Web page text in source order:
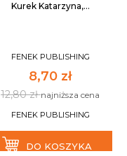
Kurek Katarzyna,...
FENEK PUBLISHING
8,70 zł
12,80 złnajniższa cena
FENEK PUBLISHING
DO KOSZYKA